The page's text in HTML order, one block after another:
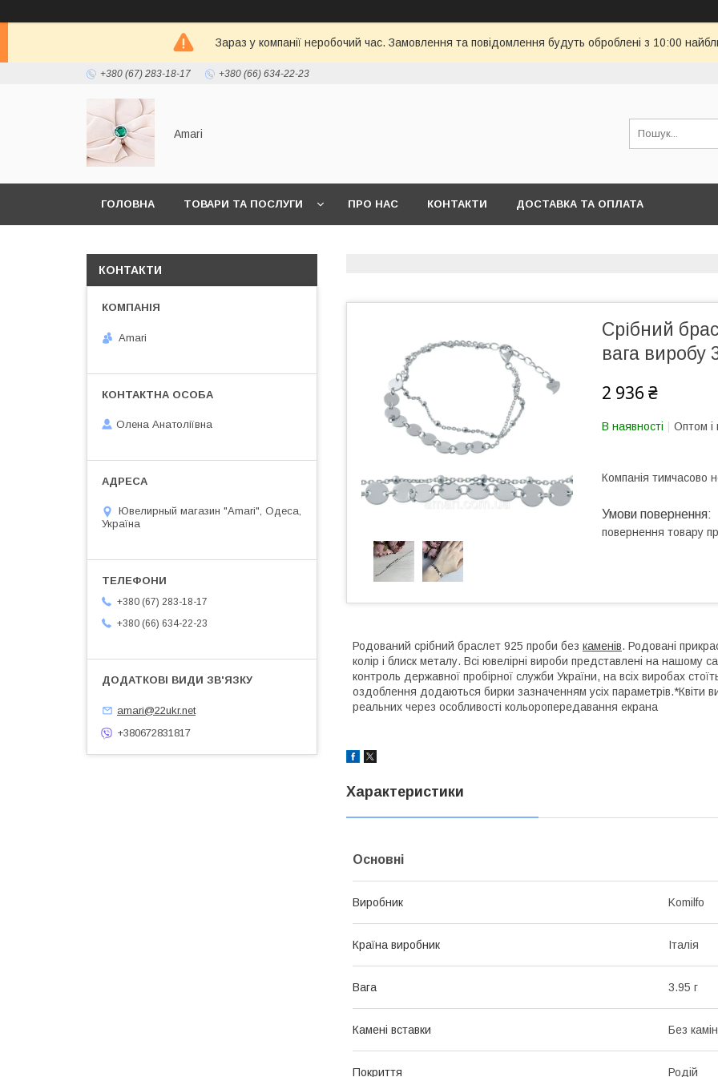
Зараз у компанії неробочий час. Замовлення та повідомлення будуть оброблені з 10:00
+380 (67) 283-18-17 +380 (66) 634-22-23
Amari
ГОЛОВНА ТОВАРИ ТА ПОСЛУГИ ПРО НАС КОНТАКТИ ДОСТАВКА ТА ОПЛАТА
Срібний
вага виробу
2 936 ₴
В наявності Оптом і
Компанія тимчасово
повернення товару
Родований срібний браслет 925 проби без каменів. Родовані
колір і блиск металу. Всі ювелірні вироби представлені на нашому
контроль державної пробірної служби України, на всіх виробах
оздоблення додаються бирки зазначенням усіх параметрів.*Квіти
реальних через особливості кольоропередавання екрана
Характеристики
Основні
Виробник Komilfo
Країна виробник Італія
Вага 3.95 г
Камені вставки Без
Покриття Родій
КОНТАКТИ
Amari
Олена Анатоліївна
Ювелирный магазин "Amari", Одеса,
Україна
+380 (67) 283-18-17
+380 (66) 634-22-23
amari@22ukr.net
+380672831817